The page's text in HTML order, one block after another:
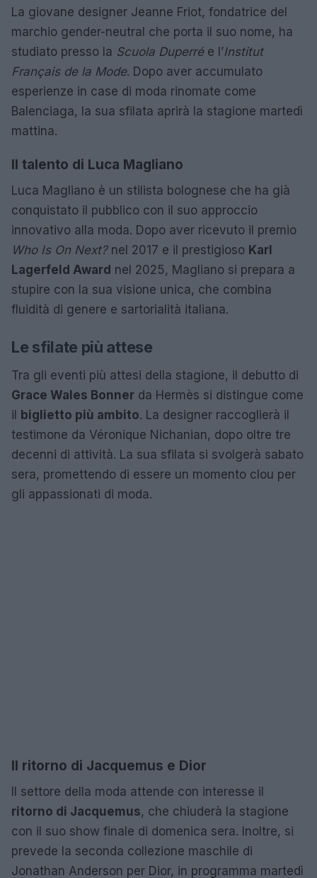
La giovane designer Jeanne Friot, fondatrice del
marchio gender-neutral che porta il suo nome, ha
studiato presso la Scuola Duperrée l’Institut
Français de la Mode. Dopo aver accumulato
esperienze in case di moda rinomate come
Balenciaga, la sua sfilata aprirà la stagione martedì
mattina.
Il talento di Luca Magliano
Luca Magliano è un stilista bolognese che ha già
conquistato il pubblico con il suo approccio
innovativo alla moda. Dopo aver ricevuto il premio
Who Is On Next?nel 2017 e il prestigioso Karl
Lagerfeld Award nel 2025, Magliano si prepara a
stupire con la sua visione unica, che combina
fluidità di genere e sartorialità italiana.
Le sfilate più attese
Tra gli eventi più attesi della stagione, il debutto di
Grace Wales Bonner da Hermès si distingue come
il biglietto più ambito. La designer raccoglierà il
testimone da Véronique Nichanian, dopo oltre tre
decenni di attività. La sua sfilata si svolgerà sabato
sera, promettendo di essere un momento clou per
gli appassionati di moda.
Il ritorno di Jacquemus e Dior
Il settore della moda attende con interesse il
ritorno di Jacquemus, che chiuderà la stagione
con il suo show finale di domenica sera. Inoltre, si
prevede la seconda collezione maschile di
Jonathan Anderson per Dior, in programma martedì